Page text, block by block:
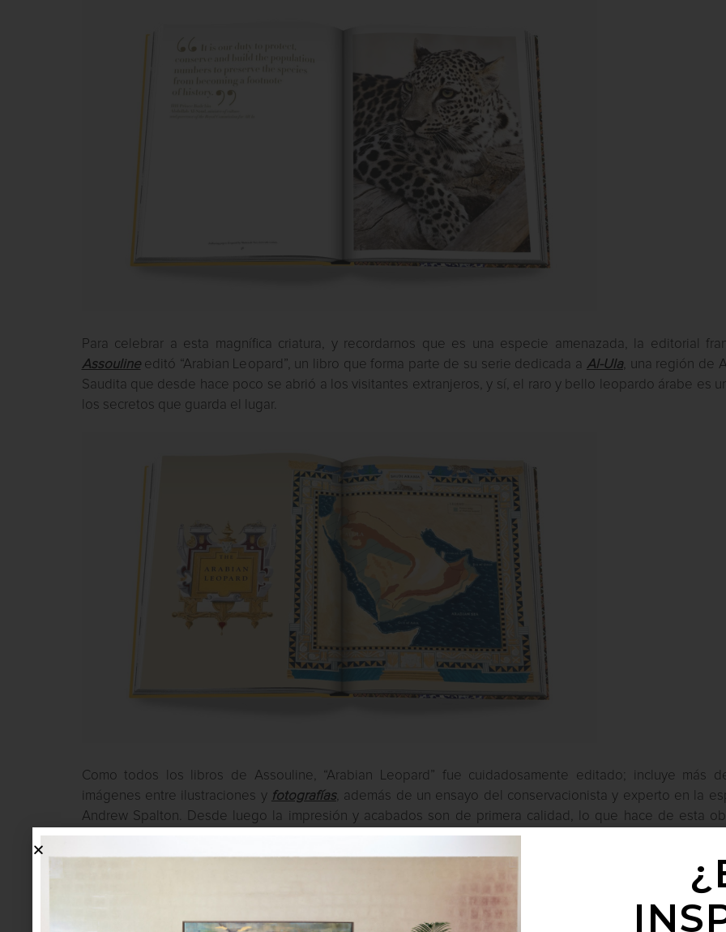
Para celebrar a esta magnífica criatura, y recordarnos que es una especie amenazada, la editorial
Assoulineeditó “Arabian Leopard”, un libro que forma parte de su serie dedicada a Al-Ula, una región de
Saudita que desde hace poco se abrió a los visitantes extranjeros, y sí, el raro y bello leopardo árabe es
los secretos que guarda el lugar.
Como todos los libros de Assouline, “Arabian Leopard” fue cuidadosamente editado; incluye más
imágenes entre ilustraciones y fotografías, además de un ensayo del conservacionista y experto en la
Andrew Spalton. Desde luego la impresión y acabados son de primera calidad, lo que hace de esta